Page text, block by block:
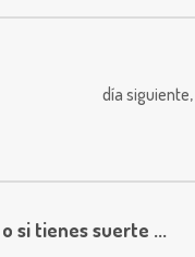
día siguiente,
o si tienes suerte ...